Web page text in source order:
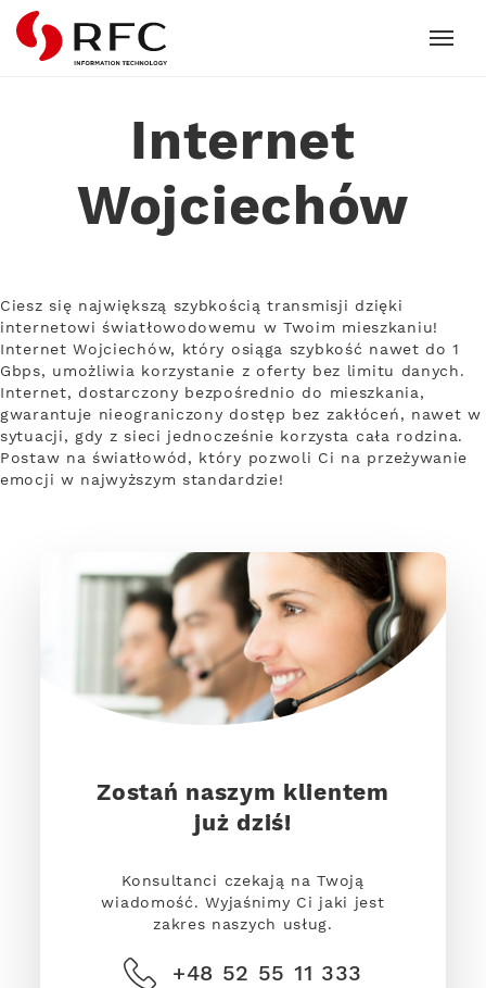
RFC
Internet
Wojciechów
Ciesz się największą szybkością transmisji dzięki
internetowi światłowodowemu w Twoim mieszkaniu!
Internet Wojciechów, który osiąga szybkość nawet do 1
Gbps, umożliwia korzystanie z oferty bez limitu danych.
Internet, dostarczony bezpośrednio do mieszkania,
gwarantuje nieograniczony dostęp bez zakłóceń, nawet w
sytuacji, gdy z sieci jednocześnie korzysta cała rodzina.
Postaw na światłowód, który pozwoli Ci na przeżywanie
emocji w najwyższym standardzie!
Zostań naszym klientem
już dziś!
Konsultanci czekają na Twoją
wiadomość. Wyjaśnimy Ci jaki jest
zakres naszych usług.
+48 52 55 11 333